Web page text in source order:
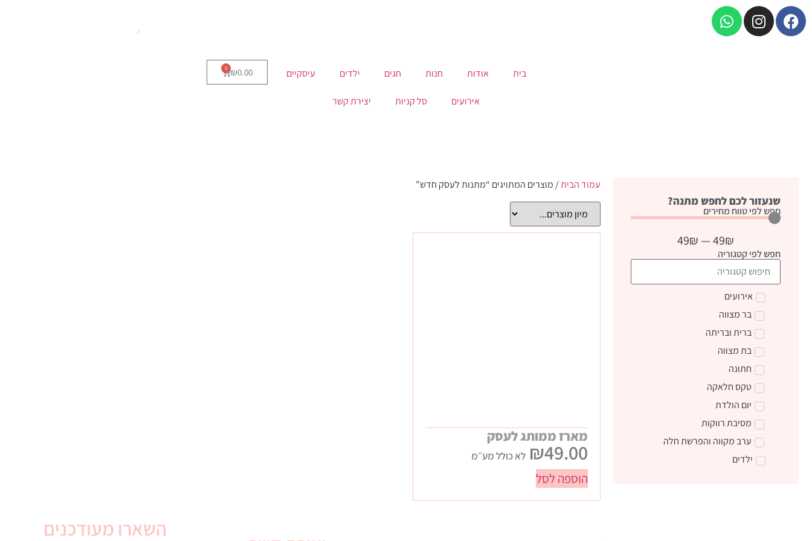
בית אודות חנות חגים ילדים עיסקיים
אירועים סל קניות יצירת קשר
₪0.00
0
שנעזור לכם לחפש מתנה?
חפש לפי טווח מחירים
49₪
—
49₪
חפש לפי קטגוריה
אירועים
בר מצווה
ברית ובריתה
בת מצווה
חתונה
טקס חלאקה
יום הולדת
מסיבת רווקות
ערב מקווה והפרשת חלה
ילדים
עמוד הבית/ מוצרים המתויגים “מתנות לעסק חדש”
מארז ממותג לעסק
₪49.00 לא כולל מע״מ
הוספה לסל
השארו מעודכנים